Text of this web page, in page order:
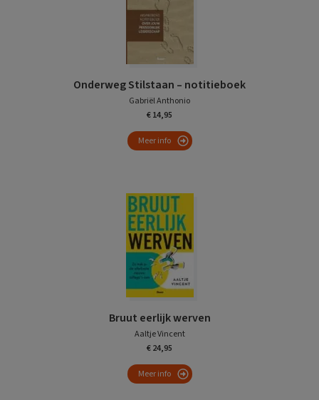
Onderweg Stilstaan – notitieboek
Gabriël Anthonio
€ 14,95
Meer info
Bruut eerlijk werven
Aaltje Vincent
€ 24,95
Meer info